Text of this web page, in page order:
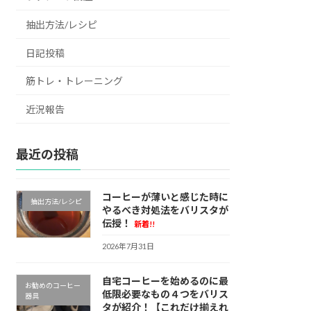
抽出方法/レシピ
日記投稿
筋トレ・トレーニング
近況報告
最近の投稿
抽出方法/レシピ
コーヒーが薄いと感じた時に
やるべき対処法をバリスタが
伝授！
新着!!
2026年7月31日
お勧めのコーヒー
器具
自宅コーヒーを始めるのに最
低限必要なもの４つをバリス
タが紹介！【これだけ揃えれ